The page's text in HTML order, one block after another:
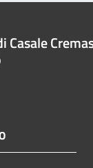
Casale